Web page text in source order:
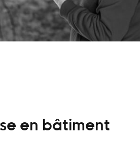
en bâtiment